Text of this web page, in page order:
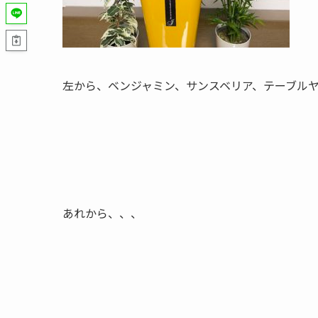
左から、ベンジャミン、サンスベリア、テーブル
あれから、、、